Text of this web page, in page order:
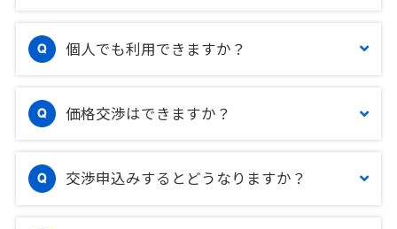
個人でも利用できますか？
価格交渉はできますか？
交渉申込みするとどうなりますか？